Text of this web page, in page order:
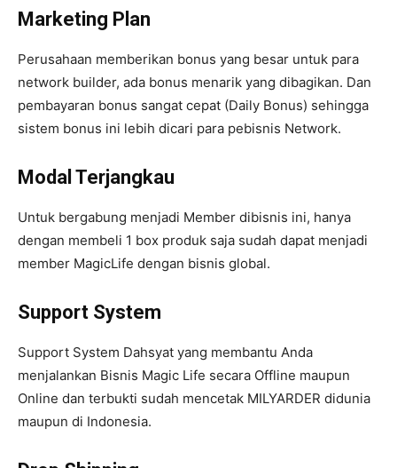
Marketing Plan
Perusahaan memberikan bonus yang besar untuk para
network builder, ada bonus menarik yang dibagikan. Dan
pembayaran bonus sangat cepat (Daily Bonus) sehingga
sistem bonus ini lebih dicari para pebisnis Network.
Modal Terjangkau
Untuk bergabung menjadi Member dibisnis ini, hanya
dengan membeli 1 box produk saja sudah dapat menjadi
member MagicLife dengan bisnis global.
Support System
Support System Dahsyat yang membantu Anda
menjalankan Bisnis Magic Life secara Offline maupun
Online dan terbukti sudah mencetak MILYARDER didunia
maupun di Indonesia.